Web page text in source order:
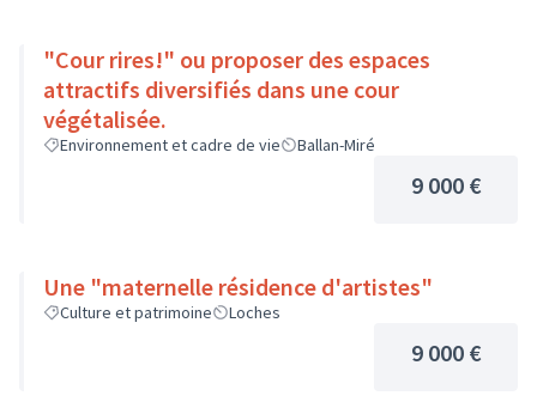
"Cour rires!" ou proposer des espaces
attractifs diversifiés dans une cour
végétalisée.
Environnement et cadre de vie Ballan-Miré
9 000 €
Une "maternelle résidence d'artistes"
Culture et patrimoine Loches
9 000 €